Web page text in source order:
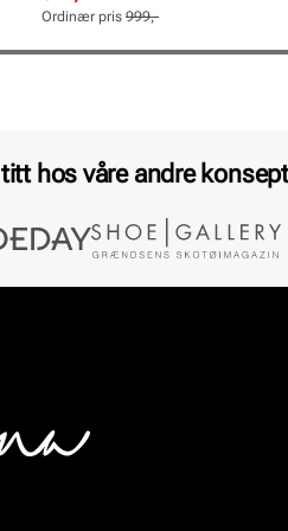
pris
Pris
pris
Pris
Ordinær pris 999,-
hos våre andre